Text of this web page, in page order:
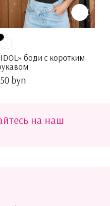
боди с коротким
byn
на наш